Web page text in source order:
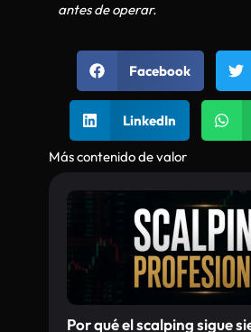
antes de operar.
Facebook
LinkedIn
Más contenido de valor
Por qué el scalping sigue